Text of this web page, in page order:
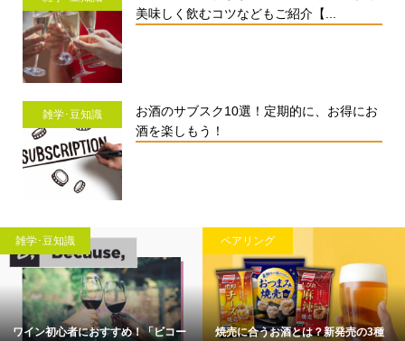
美味しく飲むコツなどもご紹介【...
雑学･豆知識
お酒のサブスク10選！定期的に、お得にお
酒を楽しもう！
雑学･豆知識
ワイン初心者におすすめ！「ビコー
ペアリング
焼売に合うお酒とは？新発売の3種